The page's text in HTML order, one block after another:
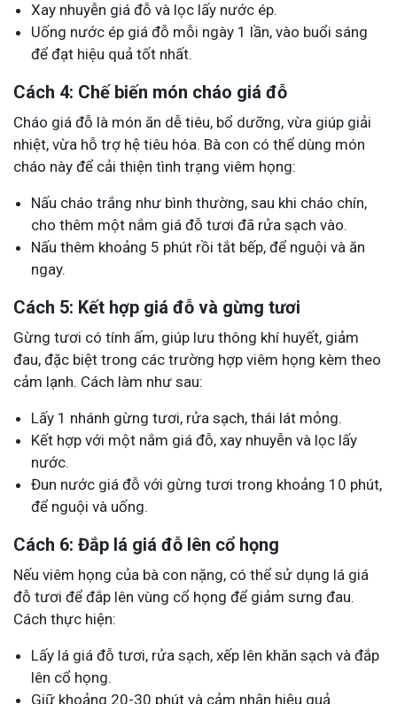
Xay nhuyễn giá đỗ và lọc lấy nước ép.
Uống nước ép giá đỗ mỗi ngày 1 lần, vào buổi sáng
để đạt hiệu quả tốt nhất.
Cách 4: Chế biến món cháo giá đỗ
Cháo giá đỗ là món ăn dễ tiêu, bổ dưỡng, vừa giúp giải
nhiệt, vừa hỗ trợ hệ tiêu hóa. Bà con có thể dùng món
cháo này để cải thiện tình trạng viêm họng:
Nấu cháo trắng như bình thường, sau khi cháo chín,
cho thêm một nắm giá đỗ tươi đã rửa sạch vào.
Nấu thêm khoảng 5 phút rồi tắt bếp, để nguội và ăn
ngay.
Cách 5: Kết hợp giá đỗ và gừng tươi
Gừng tươi có tính ấm, giúp lưu thông khí huyết, giảm
đau, đặc biệt trong các trường hợp viêm họng kèm theo
cảm lạnh. Cách làm như sau:
Lấy 1 nhánh gừng tươi, rửa sạch, thái lát mỏng.
Kết hợp với một nắm giá đỗ, xay nhuyễn và lọc lấy
nước.
Đun nước giá đỗ với gừng tươi trong khoảng 10 phút,
để nguội và uống.
Cách 6: Đắp lá giá đỗ lên cổ họng
Nếu viêm họng của bà con nặng, có thể sử dụng lá giá
đỗ tươi để đắp lên vùng cổ họng để giảm sưng đau.
Cách thực hiện:
Lấy lá giá đỗ tươi, rửa sạch, xếp lên khăn sạch và đắp
lên cổ họng.
Giữ khoảng 20-30 phút và cảm nhận hiệu quả.